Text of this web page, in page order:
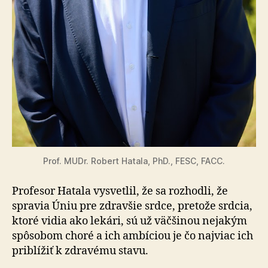
Prof. MUDr. Robert Hatala, PhD., FESC, FACC.
Profesor Hatala vysvetlil, že sa rozhodli, že
spravia Úniu pre zdravšie srdce, pretože srdcia,
ktoré vidia ako lekári, sú už väčšinou nejakým
spôsobom choré a ich ambíciou je čo najviac ich
priblížiť k zdravému stavu.